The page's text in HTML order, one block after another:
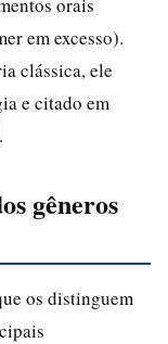
em excesso).
clássica, ele
e citado em
gêneros
os distinguem